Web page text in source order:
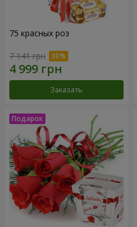
75 красных роз
7 141 грн
Заказать